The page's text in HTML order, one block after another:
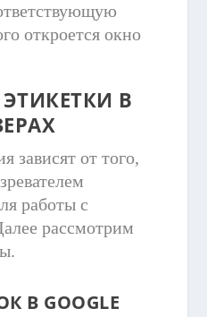
откроется окно
В
зависят от того,
работы с
рассмотрим
В GOOGLE